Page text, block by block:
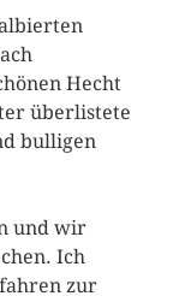
Hecht
überlistete
bulligen
und wir
Ich
zur